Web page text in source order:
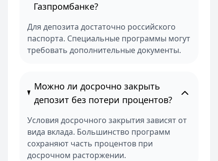
Газпромбанке?
Для депозита достаточно российского
паспорта. Специальные программы могут
требовать дополнительные документы.
Можно ли досрочно закрыть
депозит без потери процентов?
Условия досрочного закрытия зависят от
вида вклада. Большинство программ
сохраняют часть процентов при
досрочном расторжении.